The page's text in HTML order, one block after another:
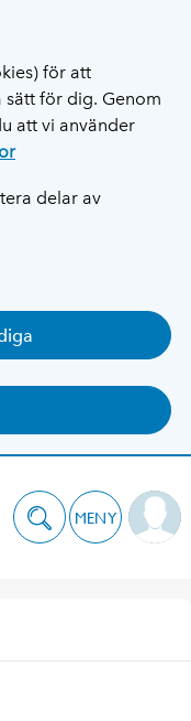
för att
för dig. Genom
att vi använder
delar av
MENY